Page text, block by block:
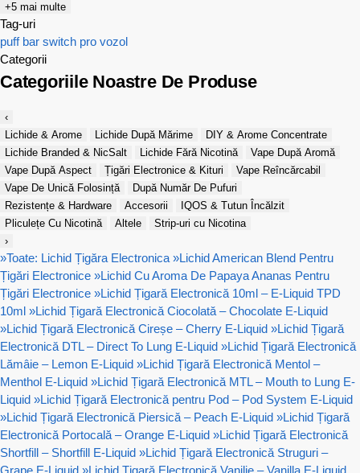
+5 mai multe
Tag-uri
puff bar switch pro vozol
Categorii
Categoriile Noastre De Produse
‹
Lichide & Arome
Lichide După Mărime
DIY & Arome Concentrate
Lichide Branded & NicSalt
Lichide Fără Nicotină
Vape După Aromă
Vape După Aspect
Țigări Electronice & Kituri
Vape Reîncărcabil
Vape De Unică Folosință
După Număr De Pufuri
Rezistențe & Hardware
Accesorii
IQOS & Tutun Încălzit
Pliculețe Cu Nicotină
Altele
Strip-uri cu Nicotina
›
»Toate: Lichid Țigăra Electronica »Lichid American Blend Pentru
Țigări Electronice »Lichid Cu Aroma De Papaya Ananas Pentru
Țigări Electronice »Lichid Țigară Electronică 10ml – E-Liquid TPD
10ml »Lichid Țigară Electronică Ciocolată – Chocolate E-Liquid
»Lichid Țigară Electronică Cireșe – Cherry E-Liquid »Lichid Țigară
Electronică DTL – Direct To Lung E-Liquid »Lichid Țigară Electronică
Lămâie – Lemon E-Liquid »Lichid Țigară Electronică Mentol –
Menthol E-Liquid »Lichid Țigară Electronică MTL – Mouth to Lung E-
Liquid »Lichid Țigară Electronică pentru Pod – Pod System E-Liquid
»Lichid Țigară Electronică Piersică – Peach E-Liquid »Lichid Țigară
Electronică Portocală – Orange E-Liquid »Lichid Țigară Electronică
Shortfill – Shortfill E-Liquid »Lichid Țigară Electronică Struguri –